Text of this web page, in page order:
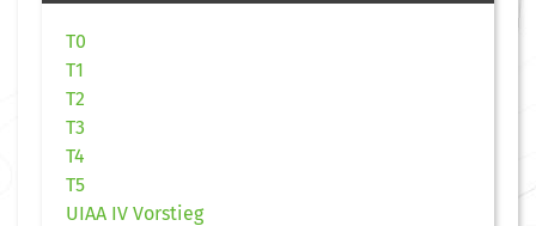
T0
T1
T2
T3
T4
T5
UIAA IV Vorstieg